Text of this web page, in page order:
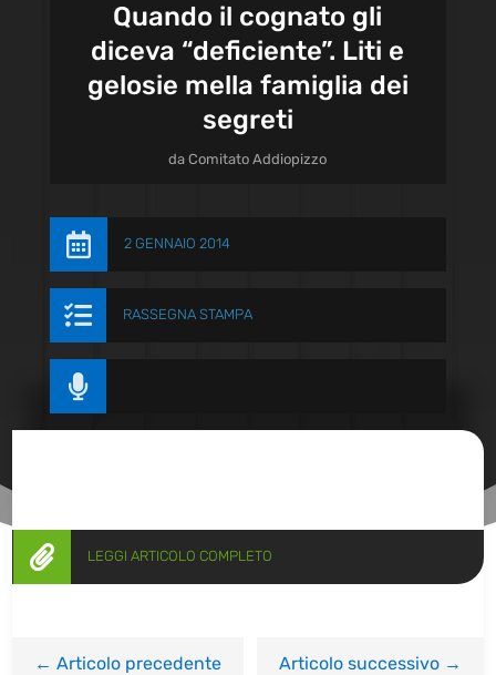
Quando il cognato gli
diceva “deficiente”. Liti e
gelosie mella famiglia dei
segreti
daComitato Addiopizzo
 2 GENNAIO 2014
 RASSEGNA STAMPA

 LEGGI ARTICOLO COMPLETO
←Articolo precedente Articolo successivo→